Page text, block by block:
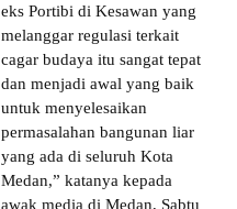
eks Portibi di Kesawan yang
melanggar regulasi terkait
cagar budaya itu sangat tepat
dan menjadi awal yang baik
untuk menyelesaikan
permasalahan bangunan liar
yang ada di seluruh Kota
Medan,” katanya kepada
awak media di Medan, Sabtu